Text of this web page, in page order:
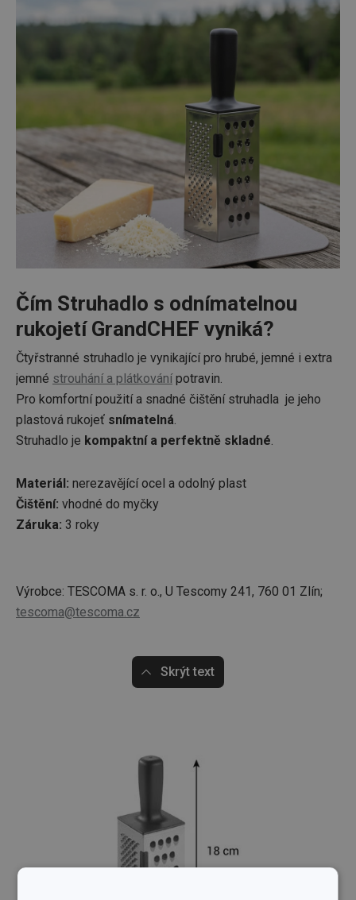
Čím Struhadlo s odnímatelnou
rukojetí GrandCHEF vyniká?
Čtyřstranné struhadlo je vynikající pro hrubé, jemné i extra
jemné strouhání a plátkovánípotravin.
Pro komfortní použití a snadné čištění struhadla je jeho
plastová rukojeť snímatelná.
Struhadlo je kompaktní a perfektně skladné.
Materiál: nerezavějící ocel a odolný plast
Čištění: vhodné do myčky
Záruka: 3 roky
Výrobce: TESCOMA s. r. o., U Tescomy 241, 760 01 Zlín;
tescoma@tescoma.cz
Skrýt text